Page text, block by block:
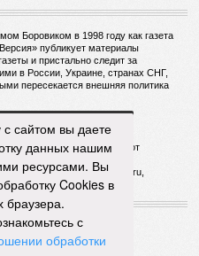
Боровиком в 1998 году как газета
публикует материалы
и пристально следит за
в России, Украине, странах СНГ,
пересекается внешняя политика
редактор:Горевой Р. Г.
ЭЛ № ФС 77 - 72681 от
редакции:versia@versia.ru,
сайтом вы даете
данных нашим
ресурсами. Вы
Cookies в
браузера.
с
обработки